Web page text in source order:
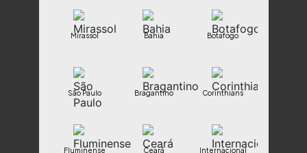
Mirassol Bahia Botafogo
São Paulo Bragantino Corinthians
Fluminense Ceará Internacional